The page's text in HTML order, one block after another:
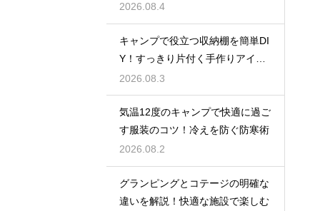
2026.08.4
キャンプで役立つ収納棚を簡単DI
Y！すっきり片付く手作りアイデ
ア
2026.08.3
気温12度のキャンプで快適に過ご
す服装のコツ！冷えを防ぐ防寒術
2026.08.2
グランピングとコテージの明確な
違いを解説！快適な施設で楽しむ